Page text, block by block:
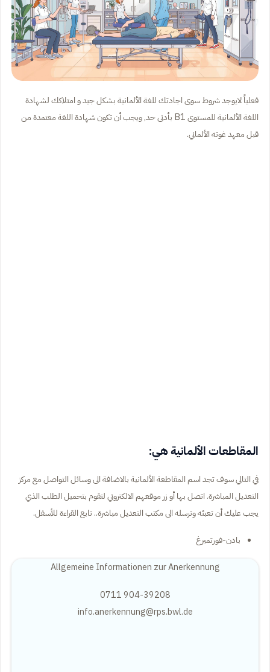
فعلياً لايوجد شروط سوى اجادتك للغة الألمانية بشكل جيد و امتلاكك لشهادة
اللغة الألمانية للمستوى B1 بأدنى حد, ويجب أن تكون شهادة اللغة معتمدة من
قبل معهد غوته الألماني.
المقاطعات الألمانية هي:
في التالي سوف تجد اسم المقاطعة الألمانية بالاضافة الى وسائل التواصل مع مركز
التعديل المباشرة. اتصل بها أو زر موقعهم الالكتروني لتقوم بتحميل الطلب الذي
يجب عليك أن تعبئه وترسله الى مكتب التعديل مباشرة.. تابع القراءة للأسفل.
بادن-فورتمبرغ
Allgemeine Informationen zur Anerkennung
0711 904-39208
info.anerkennung@rps.bwl.de